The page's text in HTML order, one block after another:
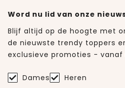
Word nu lid van onze
Blijf altijd op de hoogte met
de nieuwste trendy toppers
exclusieve promoties -
Dames Heren